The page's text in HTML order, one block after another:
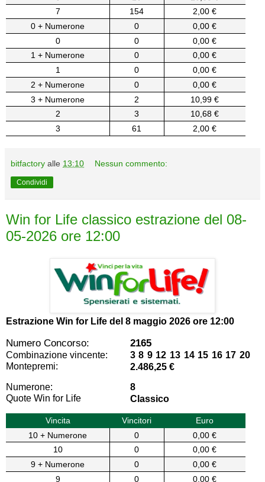
7
154
2,00 €
0 + Numerone
0
0,00 €
0
0
0,00 €
1 + Numerone
0
0,00 €
1
0
0,00 €
2 + Numerone
0
0,00 €
3 + Numerone
2
10,99 €
2
3
10,68 €
3
61 2,00 €
bitfactory alle 13:10 Nessun commento:
Condividi
Win for Life classico estrazione del 08-
05-2026 ore 12:00
Estrazione Win for Life del 8 maggio 2026 ore 12:00
Numero Concorso: 2165
Combinazione vincente:
3 8 9 12 13 14 15 16 17 20
Montepremi:
2.486,25 €
Numerone:
8
Quote Win for Life
Classico
Vincita Vincitori
Euro
10 + Numerone
0
0,00 €
10
0
0,00 €
9 + Numerone
0
0,00 €
9
0
0,00 €